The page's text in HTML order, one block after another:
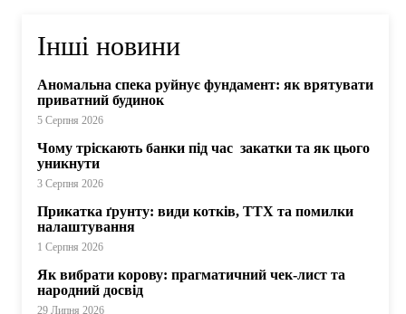
Інші новини
Аномальна спека руйнує фундамент: як врятувати
приватний будинок
5 Серпня 2026
Чому тріскають банки під час закатки та як цього
уникнути
3 Серпня 2026
Прикатка ґрунту: види котків, ТТХ та помилки
налаштування
1 Серпня 2026
Як вибрати корову: прагматичний чек-лист та
народний досвід
29 Липня 2026